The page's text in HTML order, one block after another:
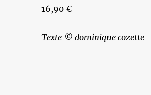
16,90 €
Texte © dominique cozette